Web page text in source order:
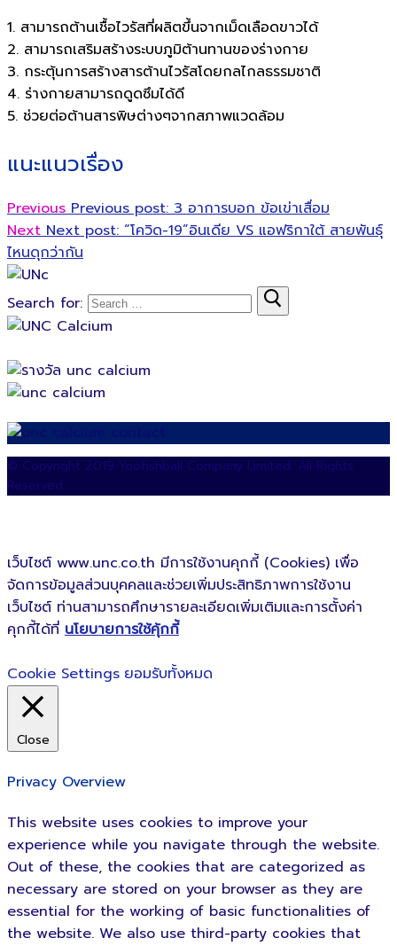
1. สามารถต้านเชื้อไวรัสที่ผลิตขึ้นจากเม็ดเลือดขาวได้
2. สามารถเสริมสร้างระบบภูมิต้านทานของร่างกาย
3. กระตุ้นการสร้างสารต้านไวรัสโดยกลไกลธรรมชาติ
4. ร่างกายสามารถดูดซึมได้ดี
5. ช่วยต่อต้านสารพิษต่างๆจากสภาพแวดล้อม
แนะแนวเรื่อง
Previous Previous post: 3 อาการบอก ข้อเข่าเสื่อม
Next Next post: “โควิด-19”อินเดีย VS แอฟริกาใต้ สายพันธุ์
ไหนดุกว่ากัน
Search for:
© Copyright 2019 Yoofishball Company Limited. All Rights
Reserved.
เว็บไซต์ www.unc.co.th มีการใช้งานคุกกี้ (Cookies) เพื่อ
จัดการข้อมูลส่วนบุคคลและช่วยเพิ่มประสิทธิภาพการใช้งาน
เว็บไซต์ ท่านสามารถศึกษารายละเอียดเพิ่มเติมและการตั้งค่า
คุกกี้ได้ที่ นโยบายการใช้คุ้กกี้
Cookie Settings ยอมรับทั้งหมด
Close
Privacy Overview
This website uses cookies to improve your
experience while you navigate through the website.
Out of these, the cookies that are categorized as
necessary are stored on your browser as they are
essential for the working of basic functionalities of
the website. We also use third-party cookies that